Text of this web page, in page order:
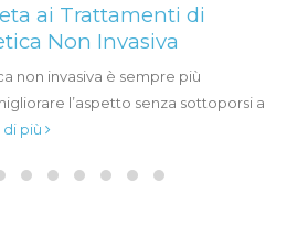
ai Trattamenti di
Non Invasiva
non invasiva è sempre più
l’aspetto senza sottoporsi a
più